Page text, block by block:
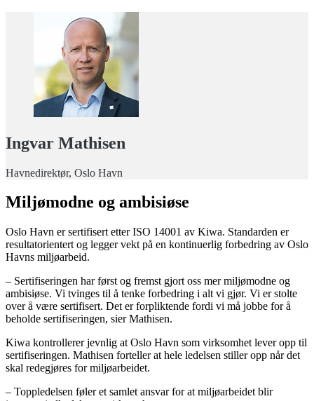
Ingvar Mathisen
Havnedirektør, Oslo Havn
Miljømodne og ambisiøse
Oslo Havn er sertifisert etter ISO 14001 av Kiwa. Standarden er
resultatorientert og legger vekt på en kontinuerlig forbedring av Oslo
Havns miljøarbeid.
– Sertifiseringen har først og fremst gjort oss mer miljømodne og
ambisiøse. Vi tvinges til å tenke forbedring i alt vi gjør. Vi er stolte
over å være sertifisert. Det er forpliktende fordi vi må jobbe for å
beholde sertifiseringen, sier Mathisen.
Kiwa kontrollerer jevnlig at Oslo Havn som virksomhet lever opp til
sertifiseringen. Mathisen forteller at hele ledelsen stiller opp når det
skal redegjøres for miljøarbeidet.
– Toppledelsen føler et samlet ansvar for at miljøarbeidet blir